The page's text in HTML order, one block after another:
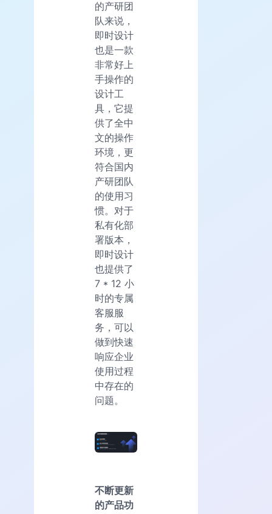
的产研团
队来说，
即时设计
也是一款
非常好上
手操作的
设计工
具，它提
供了全中
文的操作
环境，更
符合国内
产研团队
的使用习
惯。对于
私有化部
署版本，
即时设计
也提供了
7 * 12 小
时的专属
客服服
务，可以
做到快速
响应企业
使用过程
中存在的
问题。
不断更新
的产品功